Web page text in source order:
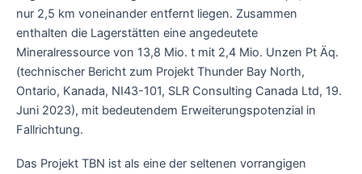
nur 2,5 km voneinander entfernt liegen. Zusammen
enthalten die Lagerstätten eine angedeutete
Mineralressource von 13,8 Mio. t mit 2,4 Mio. Unzen Pt Äq.
(technischer Bericht zum Projekt Thunder Bay North,
Ontario, Kanada, NI43-101, SLR Consulting Canada Ltd, 19.
Juni 2023), mit bedeutendem Erweiterungspotenzial in
Fallrichtung.
Das Projekt TBN ist als eine der seltenen vorrangigen